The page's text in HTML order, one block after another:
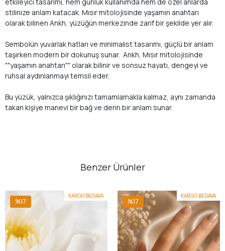
stilinize anlam katacak. Mısır mitolojisinde yaşamın anahtarı
olarak bilinen Ankh, yüzüğün merkezinde zarif bir şekilde yer alır.
Sembolün yuvarlak hatları ve minimalist tasarımı, güçlü bir anlam
taşırken modern bir dokunuş sunar. Ankh, Mısır mitolojisinde
""yaşamın anahtarı"" olarak bilinir ve sonsuz hayatı, dengeyi ve
ruhsal aydınlanmayı temsil eder.
Bu yüzük, yalnızca şıklığınızı tamamlamakla kalmaz, aynı zamanda
takan kişiye manevi bir bağ ve derin bir anlam sunar.
Benzer Ürünler
KARGO BEDAVA
%17
KARGO BEDAVA
%17